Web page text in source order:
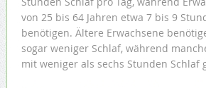
von 25 bis 64 Jahren etwa 7 bis 9
benötigen. Ältere Erwachsene
sogar weniger Schlaf, während
mit weniger als sechs Stunden Schlaf